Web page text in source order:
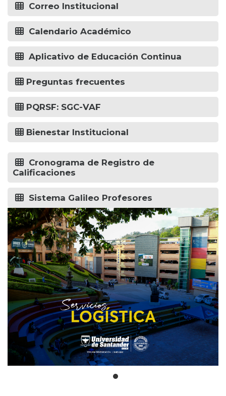
Correo Institucional
Calendario Académico
Aplicativo de Educación Continua
Preguntas frecuentes
PQRSF: SGC-VAF
Bienestar Institucional
Cronograma de Registro de
Calificaciones
Sistema Galileo Profesores